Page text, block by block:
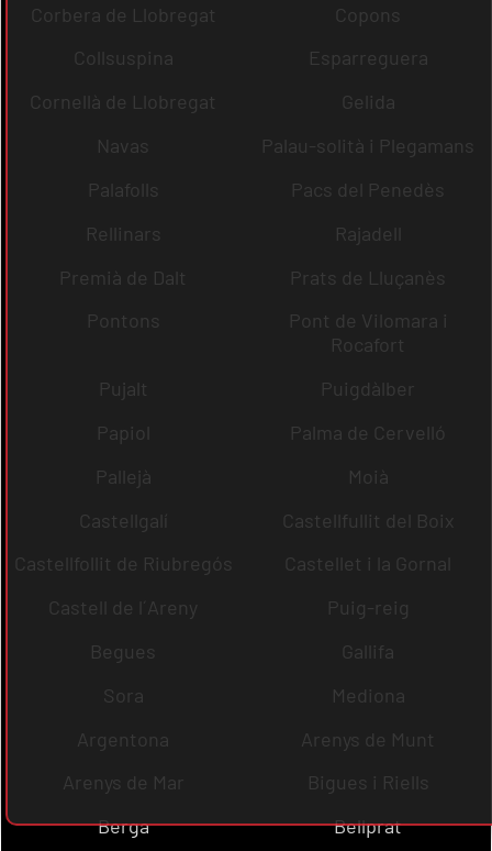
Corbera de Llobregat
Copons
Collsuspina
Esparreguera
Cornellà de Llobregat
Gelida
Navas
Palau-solità i Plegamans
Palafolls
Pacs del Penedès
Rellinars
Rajadell
Premià de Dalt
Prats de Lluçanès
Pontons
Pont de Vilomara i
Rocafort
Pujalt
Puigdàlber
Papiol
Palma de Cervelló
Pallejà
Moià
Castellgalí
Castellfullit del Boix
Castellfollit de Riubregós
Castellet i la Gornal
Castell de l´Areny
Puig-reig
Begues
Gallifa
Sora
Mediona
Argentona
Arenys de Munt
Arenys de Mar
Bigues i Riells
Berga
Bellprat